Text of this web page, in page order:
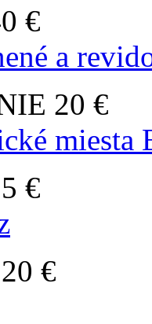
€
a
20 €
miesta
€
€